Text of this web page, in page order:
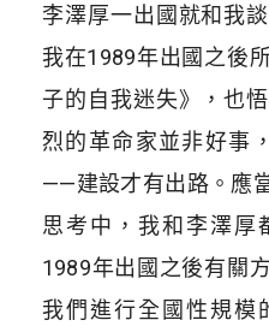
李澤厚一出國就和我
我在1989年出國之後
子的自我迷失》，也
烈的革命家並非好事
——建設才有出路。應
思考中，我和李澤厚
1989年出國之後有關
我們進行全國性規模